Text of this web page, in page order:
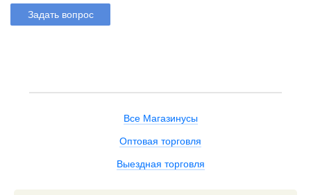
Задать вопрос
Все Магазинусы
Оптовая торговля
Выездная торговля